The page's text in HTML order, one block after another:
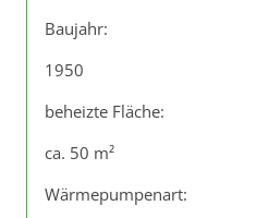
Baujahr:
1950
beheizte Fläche:
ca. 50 m²
Wärmepumpenart: